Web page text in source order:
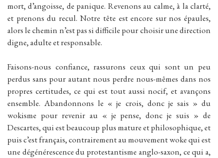
mort, d’angoisse, de panique. Revenons au calme, à la clarté,
et prenons du recul. Notre tête est encore sur nos épaules,
alors le chemin n’est pas si difficile pour choisir une direction
digne, adulte et responsable.
Faisons-nous confiance, rassurons ceux qui sont un peu
perdus sans pour autant nous perdre nous-mêmes dans nos
propres certitudes, ce qui est tout aussi nocif, et avançons
ensemble. Abandonnons le « je crois, donc je sais » du
wokisme pour revenir au « je pense, donc je suis » de
Descartes, qui est beaucoup plus mature et philosophique, et
puis c’est français, contrairement au mouvement woke qui est
une dégénérescence du protestantisme anglo-saxon, ce qui a,